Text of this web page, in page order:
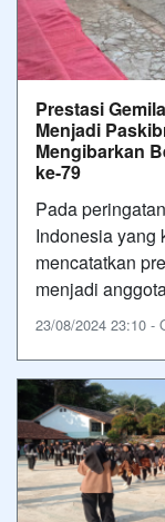
Prestasi
Menjadi
Mengibarkan
ke-79
Pada
Indonesia yang
mencatatkan
menjadi
23/08/2024 23:10 -